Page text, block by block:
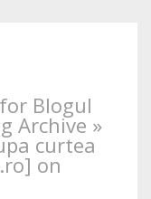
Blogul
Archive »
curtea
on